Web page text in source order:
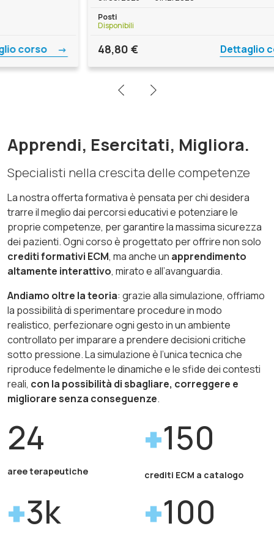
48,80 Dettaglio corso
Apprendi, Esercitati, Migliora.
Specialisti nella crescita delle competenze
La nostra offerta formativa è pensata per chi desidera
trarre il meglio dai percorsi educativi e potenziare le
proprie competenze, per garantire la massima sicurezza
dei pazienti. Ogni corso è progettato per offrire non solo
crediti formativi ECM, ma anche un apprendimento
altamente interattivo, mirato e all’avanguardia.
Andiamo oltre la teoria: grazie alla simulazione, offriamo
la possibilità di sperimentare procedure in modo
realistico, perfezionare ogni gesto in un ambiente
controllato per imparare a prendere decisioni critiche
sotto pressione. La simulazione è l’unica tecnica che
riproduce fedelmente le dinamiche e le sfide dei contesti
reali, con la possibilità di sbagliare, correggere e
migliorare senza conseguenze.
24
aree terapeutiche
150
crediti ECM a catalogo
3k 100